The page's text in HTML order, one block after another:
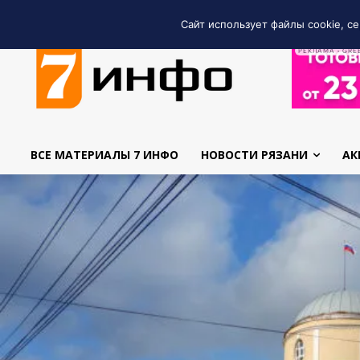
РЕКЛАМА •
ВСЕ МАТЕРИАЛЫ 7 ИНФО НОВОСТИ РЯЗАНИ
Сайт использует файлы cookie,